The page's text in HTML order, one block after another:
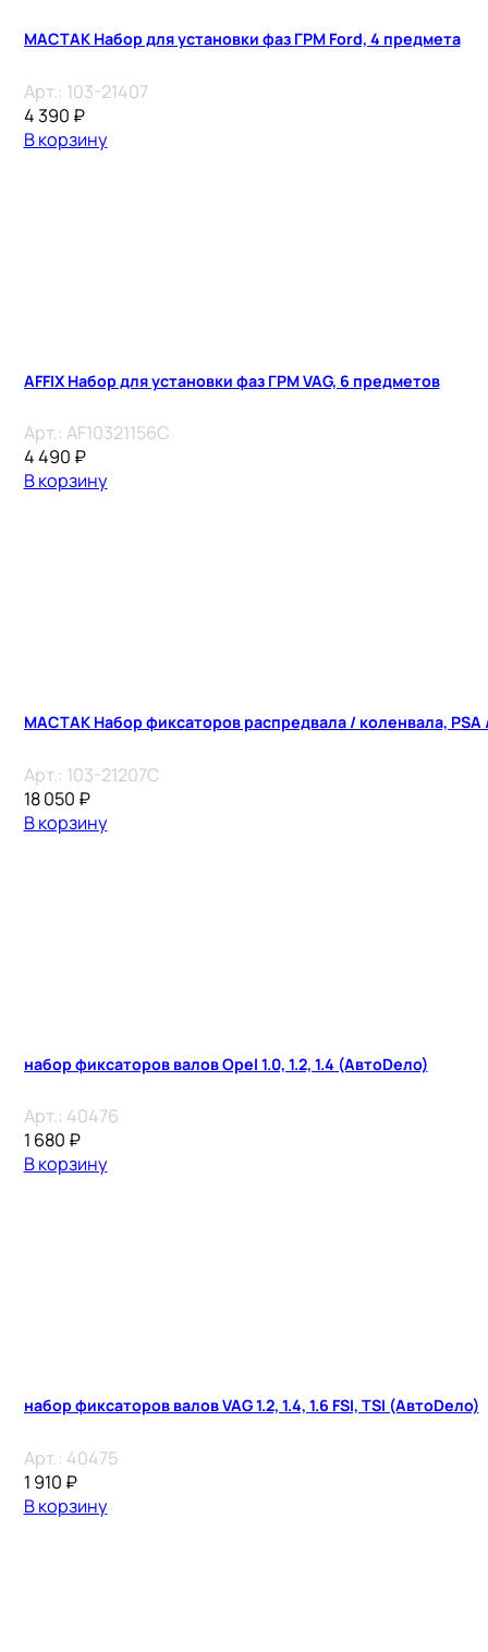
МАСТАК Набор для установки фаз ГРМ Ford, 4 предмета
Арт.: 103-21407
4 390 ₽
В корзину
AFFIX Набор для установки фаз ГРМ VAG, 6 предметов
Арт.: AF10321156C
4 490 ₽
В корзину
МАСТАК Набор фиксаторов распредвала / коленвала, PSA
Арт.: 103-21207C
18 050 ₽
В корзину
набор фиксаторов валов Opel 1.0, 1.2, 1.4 (АвтоDело)
Арт.: 40476
1 680 ₽
В корзину
набор фиксаторов валов VAG 1.2, 1.4, 1.6 FSI, TSI (АвтоDело)
Арт.: 40475
1 910 ₽
В корзину